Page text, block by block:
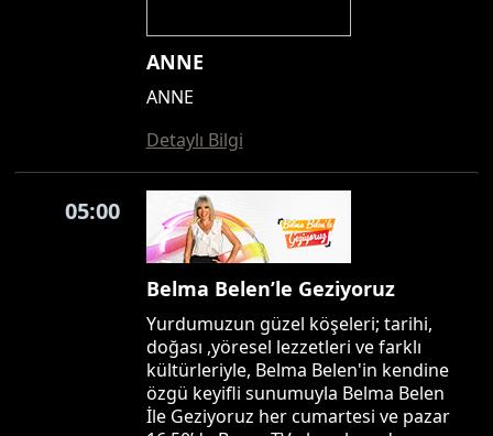
ANNE
ANNE
Detaylı Bilgi
05:00
Belma Belen’le Geziyoruz
Yurdumuzun güzel köşeleri; tarihi,
doğası ,yöresel lezzetleri ve farklı
kültürleriyle, Belma Belen'in kendine
özgü keyifli sunumuyla Belma Belen
İle Geziyoruz her cumartesi ve pazar